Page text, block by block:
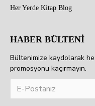
Her Yerde Kitap Blog
HABER BÜLTENİ
Bültenimize kaydolarak
promosyonu kaçırmayın.